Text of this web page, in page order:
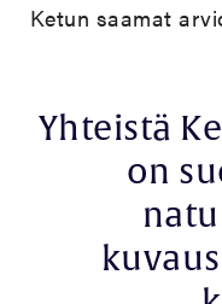
Ketun saamat
Yhteistä
on